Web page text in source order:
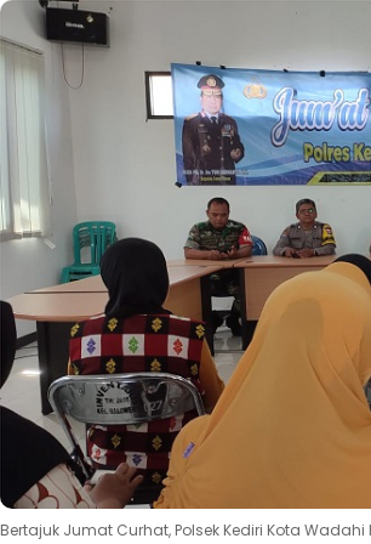
Bertajuk Jumat Curhat, Polsek Kediri Kota